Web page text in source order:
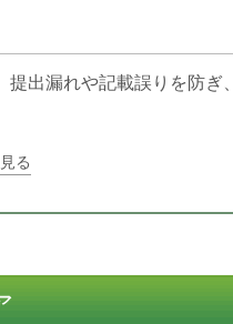
出漏れや記載誤りを防ぎ、
る